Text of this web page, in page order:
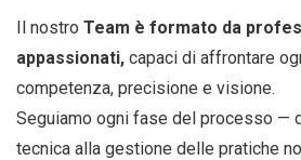
Il nostro Team è formato da
appassionati, capaci di affrontare
competenza, precisione e visione.
Seguiamo ogni fase del processo —
tecnica alla gestione delle pratiche